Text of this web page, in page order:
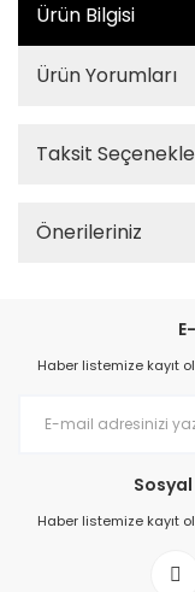
Ürün Bilgisi
Ürün Yorumları
Taksit
Önerileriniz
Haber listemize kayıt
Haber listemize kayıt